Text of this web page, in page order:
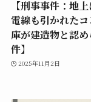
【刑事事件：地
電線も引かれた
庫が建造物と認
件】
2025年11月2日